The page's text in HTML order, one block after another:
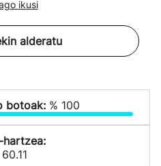
ikusi
alderatu
botoak: % 100
hartzea: